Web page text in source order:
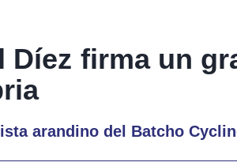
Díez firma un
arandino del Batcho